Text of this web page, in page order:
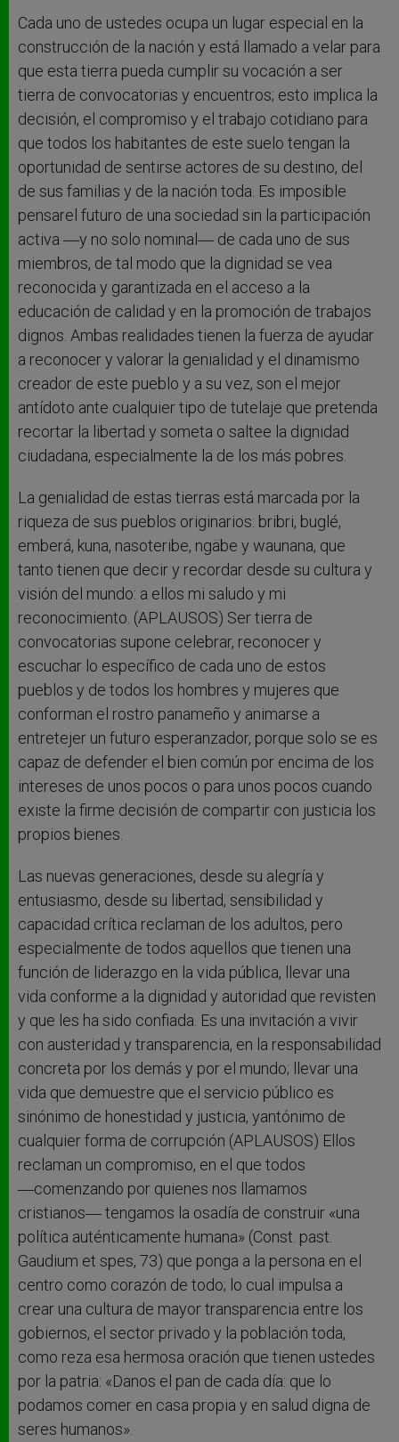
Cada uno de ustedes ocupa un lugar especial en la
construcción de la nación y está llamado a velar para
que esta tierra pueda cumplir su vocación a ser
tierra de convocatorias y encuentros; esto implica la
decisión, el compromiso y el trabajo cotidiano para
que todos los habitantes de este suelo tengan la
oportunidad de sentirse actores de su destino, del
de sus familias y de la nación toda. Es imposible
pensarel futuro de una sociedad sin la participación
activa ―y no solo nominal― de cada uno de sus
miembros, de tal modo que la dignidad se vea
reconocida y garantizada en el acceso a la
educación de calidad y en la promoción de trabajos
dignos. Ambas realidades tienen la fuerza de ayudar
a reconocer y valorar la genialidad y el dinamismo
creador de este pueblo y a su vez, son el mejor
antídoto ante cualquier tipo de tutelaje que pretenda
recortar la libertad y someta o saltee la dignidad
ciudadana, especialmente la de los más pobres.
La genialidad de estas tierras está marcada por la
riqueza de sus pueblos originarios: bribri, buglé,
emberá, kuna, nasoteribe, ngäbe y waunana, que
tanto tienen que decir y recordar desde su cultura y
visión del mundo: a ellos mi saludo y mi
reconocimiento. (APLAUSOS) Ser tierra de
convocatorias supone celebrar, reconocer y
escuchar lo específico de cada uno de estos
pueblos y de todos los hombres y mujeres que
conforman el rostro panameño y animarse a
entretejer un futuro esperanzador, porque solo se es
capaz de defender el bien común por encima de los
intereses de unos pocos o para unos pocos cuando
existe la firme decisión de compartir con justicia los
propios bienes.
Las nuevas generaciones, desde su alegría y
entusiasmo, desde su libertad, sensibilidad y
capacidad crítica reclaman de los adultos, pero
especialmente de todos aquellos que tienen una
función de liderazgo en la vida pública, llevar una
vida conforme a la dignidad y autoridad que revisten
y que les ha sido confiada. Es una invitación a vivir
con austeridad y transparencia, en la responsabilidad
concreta por los demás y por el mundo; llevar una
vida que demuestre que el servicio público es
sinónimo de honestidad y justicia, yantónimo de
cualquier forma de corrupción (APLAUSOS) Ellos
reclaman un compromiso, en el que todos
―comenzando por quienes nos llamamos
cristianos― tengamos la osadía de construir «una
política auténticamente humana» (Const. past.
Gaudium et spes, 73) que ponga a la persona en el
centro como corazón de todo; lo cual impulsa a
crear una cultura de mayor transparencia entre los
gobiernos, el sector privado y la población toda,
como reza esa hermosa oración que tienen ustedes
por la patria: «Danos el pan de cada día: que lo
podamos comer en casa propia y en salud digna de
seres humanos».